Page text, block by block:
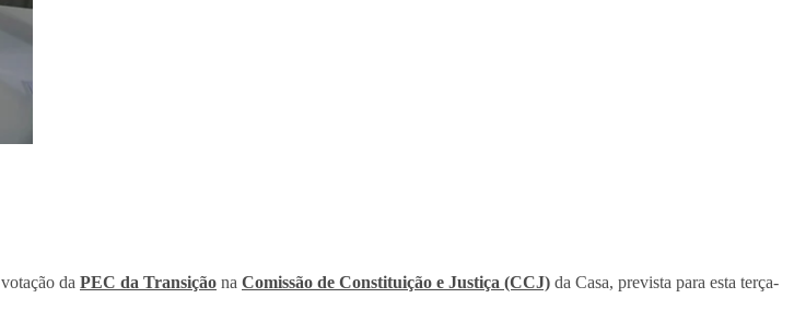
da PEC da Transição na Comissão de Constituição e Justiça (CCJ) da Casa, prevista para esta terça-